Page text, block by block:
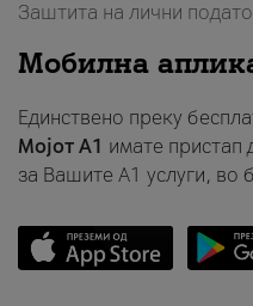
Заштита на лични
Мобилна
Единствено преку
Мојот A1 имате
за Вашите A1 услуги, во